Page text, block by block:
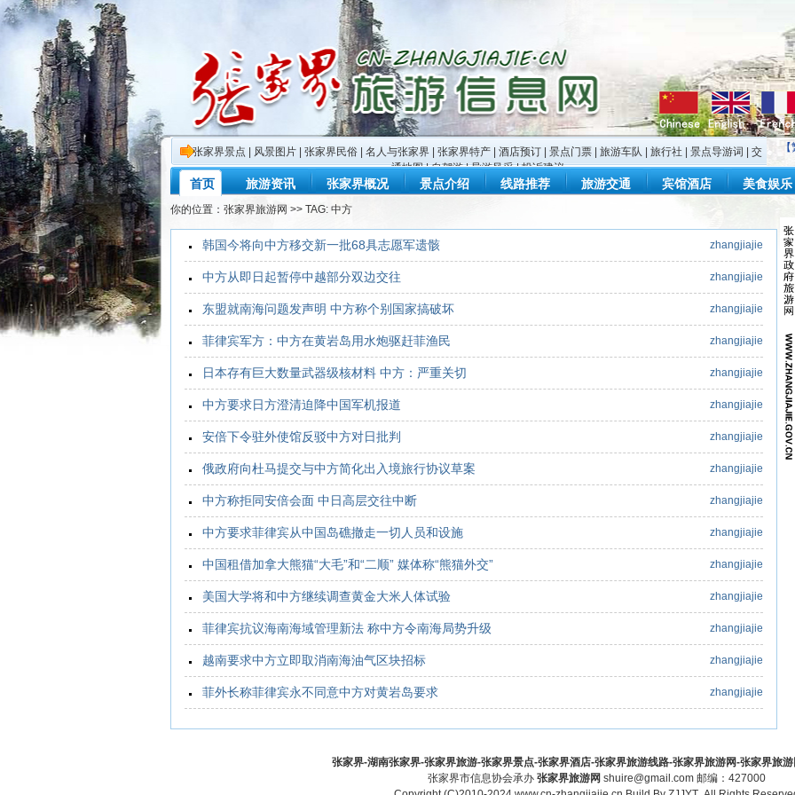
张家界景点 风景图片 张家界民俗 名人与张家界 张家界特产 酒店预订 景点门票 旅游车队 旅行社 景点导游词
交
通地图|自驾游|导游风采|投诉建议
首页 旅游资讯 张家界概况 景点介绍 线路推荐 旅游交通 宾馆酒店 美食娱乐
你的位置： 张家界旅游网 >> TAG: 中方
zhangjiajie
韩国今将向中方移交新一批68具志愿军遗骸
zhangjiajie
中方从即日起暂停中越部分双边交往
zhangjiajie
东盟就南海问题发声明 中方称个别国家搞破坏
zhangjiajie
菲律宾军方：中方在黄岩岛用水炮驱赶菲渔民
zhangjiajie
日本存有巨大数量武器级核材料 中方：严重关切
zhangjiajie
中方要求日方澄清迫降中国军机报道
zhangjiajie
安倍下令驻外使馆反驳中方对日批判
zhangjiajie
俄政府向杜马提交与中方简化出入境旅行协议草案
zhangjiajie
中方称拒同安倍会面 中日高层交往中断
zhangjiajie
中方要求菲律宾从中国岛礁撤走一切人员和设施
zhangjiajie
中国租借加拿大熊猫“大毛”和“二顺” 媒体称“熊猫外交”
zhangjiajie
美国大学将和中方继续调查黄金大米人体试验
zhangjiajie
菲律宾抗议海南海域管理新法 称中方令南海局势升级
zhangjiajie
越南要求中方立即取消南海油气区块招标
zhangjiajie
菲外长称菲律宾永不同意中方对黄岩岛要求
张家界-湖南张家界-张家界旅游-张家界景点-张家界酒店-张家界旅游线路-张家界旅游网-张家界旅
张家界市信息协会承办 张家界旅游网 shuire@gmail.com 邮编：427000